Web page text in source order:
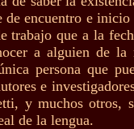
encuentro e
trabajo que a la
a alguien de
persona que
e
y muchos
de la lengua.